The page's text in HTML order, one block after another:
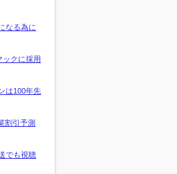
なる為に
ックに採用
は100年先
割引予測
でも視聴